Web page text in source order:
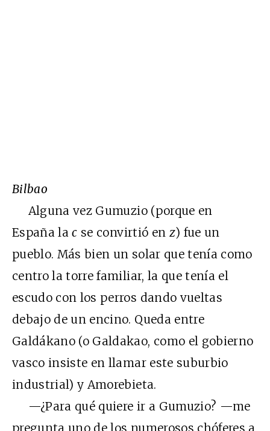
Bilbao
Alguna vez Gumuzio (porque en
España lac se convirtió en z) fue un
pueblo. Más bien un solar que tenía como
centro la torre familiar, la que tenía el
escudo con los perros dando vueltas
debajo de un encino. Queda entre
Galdákano (o Galdakao, como el gobierno
vasco insiste en llamar este suburbio
industrial) y Amorebieta.
—¿Para qué quiere ir a Gumuzio? —me
pregunta uno de los numerosos chóferes a